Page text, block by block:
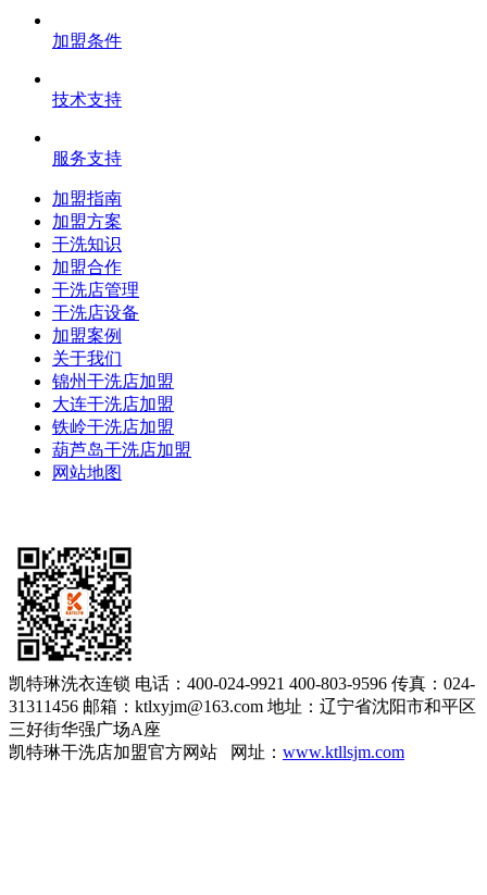
加盟条件
技术支持
服务支持
加盟指南
加盟方案
干洗知识
加盟合作
干洗店管理
干洗店设备
加盟案例
关于我们
锦州干洗店加盟
大连干洗店加盟
铁岭干洗店加盟
葫芦岛干洗店加盟
网站地图
凯特琳洗衣连锁 电话：400-024-9921 400-803-9596 传真：024-
31311456 邮箱：ktlxyjm@163.com 地址：辽宁省沈阳市和平区
三好街华强广场A座
凯特琳干洗店加盟官方网站 网址： www.ktllsjm.com